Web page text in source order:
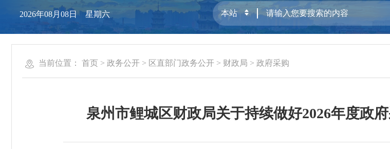
2026年08月08日 星期六
当前位置： 首页 > 政务公开 > 区直部门政务公开 > 财政局 > 政府采购
泉州市鲤城区财政局关于持续做好2026年度政